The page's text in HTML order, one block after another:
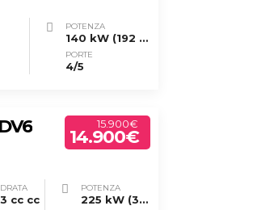
POTENZA
140 kW (192 CV)
PORTE
4/5
15.900€
14.900€
cc cc
POTENZA
225 kW (306 CV)